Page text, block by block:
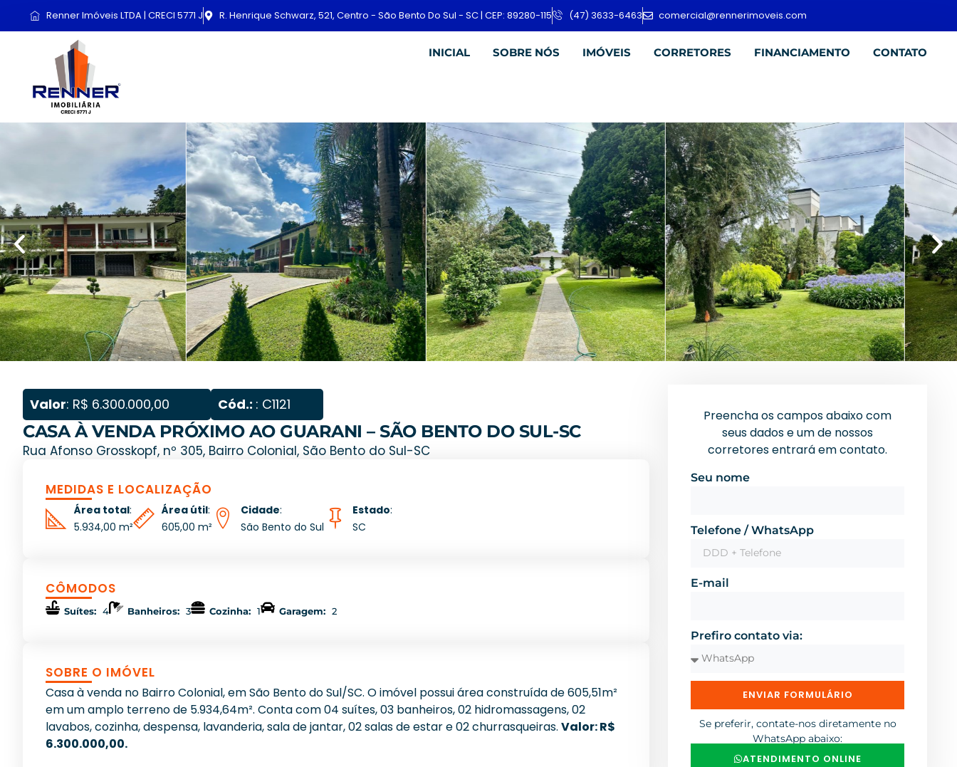
Renner Imóveis LTDA | CRECI 5771 J R. Henrique Schwarz, 521, Centro - São Bento Do Sul - SC | CEP: 89280-115 (47) 3633-6463 comercial@rennerimoveis.com
INICIAL SOBRE NÓS IMÓVEIS CORRETORES FINANCIAMENTO CONTATO
Valor: R$ 6.300.000,00 Cód.: : C1121
CASA À VENDA PRÓXIMO AO GUARANI – SÃO BENTO DO SUL-SC
Rua Afonso Grosskopf, nº 305, Bairro Colonial, São Bento do Sul-SC
MEDIDAS E LOCALIZAÇÃO
Área total:
5.934,00 m²
Área útil:
605,00 m²
Cidade:
São Bento do Sul
Estado:
SC
CÔMODOS
Suítes: 4 Banheiros: 3 Cozinha: 1 Garagem: 2
SOBRE O IMÓVEL
Casa à venda no Bairro Colonial, em São Bento do Sul/SC. O imóvel possui área construída de 605,51m²
em um amplo terreno de 5.934,64m². Conta com 04 suítes, 03 banheiros, 02 hidromassagens, 02
lavabos, cozinha, despensa, lavanderia, sala de jantar, 02 salas de estar e 02 churrasqueiras. Valor: R$
6.300.000,00.
Preencha os campos abaixo com
seus dados e um de nossos
corretores entrará em contato.
Seu nome
Telefone / WhatsApp
E-mail
Prefiro contato via:
ENVIAR FORMULÁRIO
Se preferir, contate-nos diretamente no
WhatsApp abaixo:
ATENDIMENTO ONLINE